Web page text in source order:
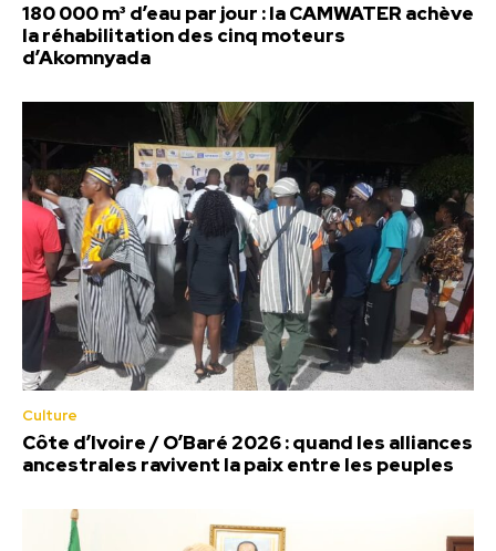
180 000 m³ d’eau par jour : la CAMWATER achève
la réhabilitation des cinq moteurs
d’Akomnyada
Culture
Côte d’Ivoire / O’Baré 2026 : quand les alliances
ancestrales ravivent la paix entre les peuples